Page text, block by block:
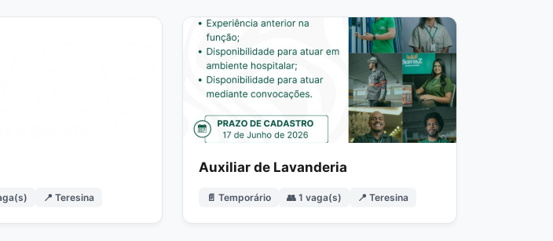
📍 Teresina
Auxiliar de Lavanderia
📄 Temporário 👥 1 vaga(s) 📍 Teresina